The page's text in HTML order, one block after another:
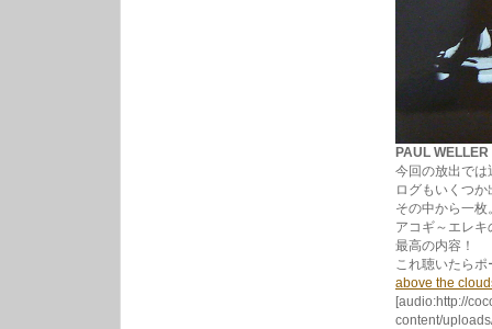
PAUL
今回の放出では
ログもいくつか
その中から一
アコギ～エレ
最高の内容！
これ聴いたら
above the
[audio:http://
content/